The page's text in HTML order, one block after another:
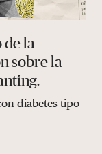
la
sobre la
diabetes tipo